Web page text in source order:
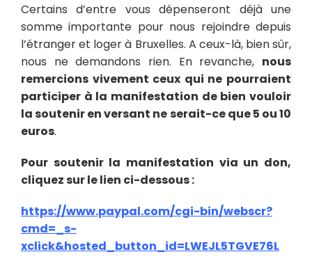
Certains d’entre vous dépenseront déjà une
somme importante pour nous rejoindre depuis
l’étranger et loger à Bruxelles. A ceux-là, bien sûr,
nous ne demandons rien. En revanche, nous
remercions vivement ceux qui ne pourraient
participer à la manifestation de bien vouloir
la soutenir en versant ne serait-ce que 5 ou 10
euros.
Pour soutenir la manifestation via un don,
cliquez sur le lien ci-dessous :
https://www.paypal.com/cgi-bin/webscr?
cmd=_s-
xclick&hosted_button_id=LWEJL5TGVE76L